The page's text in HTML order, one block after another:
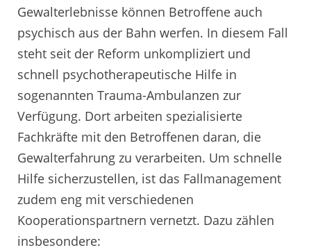
Gewalterlebnisse können Betroffene auch
psychisch aus der Bahn werfen. In diesem Fall
steht seit der Reform unkompliziert und
schnell psychotherapeutische Hilfe in
sogenannten Trauma-Ambulanzen zur
Verfügung. Dort arbeiten spezialisierte
Fachkräfte mit den Betroffenen daran, die
Gewalterfahrung zu verarbeiten. Um schnelle
Hilfe sicherzustellen, ist das Fallmanagement
zudem eng mit verschiedenen
Kooperationspartnern vernetzt. Dazu zählen
insbesondere: